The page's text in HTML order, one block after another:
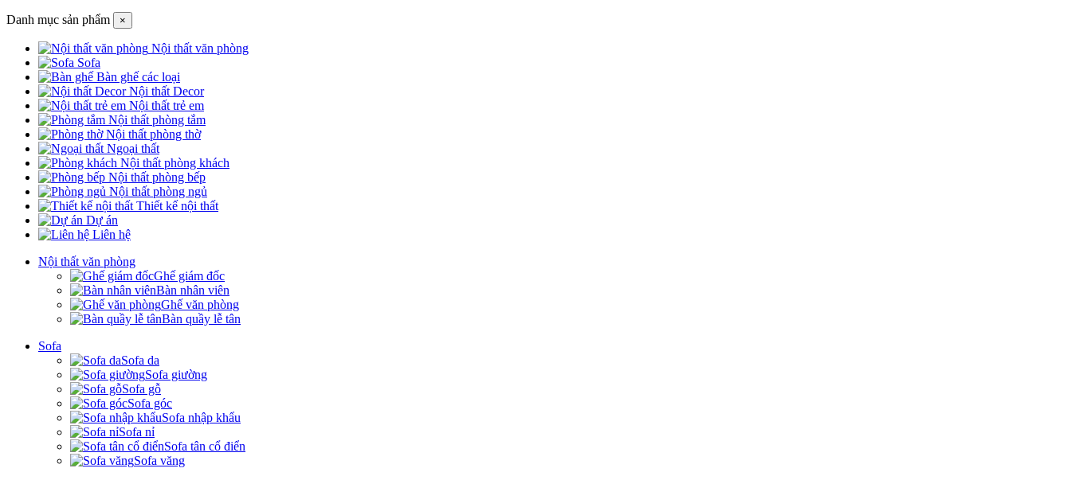
Danh mục sản phẩm ×
Nội thất văn phòng
Sofa
Bàn ghế các loại
Nội thất Decor
Nội thất trẻ em
Nội thất phòng tắm
Nội thất phòng thờ
Ngoại thất
Nội thất phòng khách
Nội thất phòng bếp
Nội thất phòng ngủ
Thiết kế nội thất
Dự án
Liên hệ
Nội thất văn phòng
Ghế giám đốc
Bàn nhân viên
Ghế văn phòng
Bàn quầy lễ tân
Sofa
Sofa da
Sofa giường
Sofa gỗ
Sofa góc
Sofa nhập khẩu
Sofa nỉ
Sofa tân cổ điển
Sofa văng